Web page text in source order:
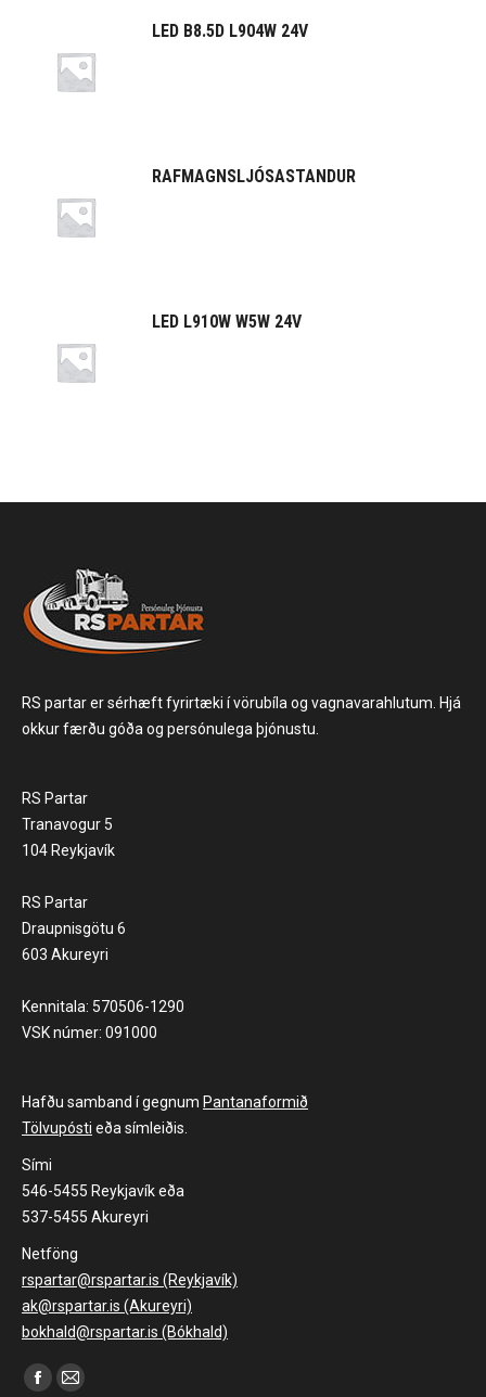
LED B8.5D L904W 24V
RAFMAGNSLJÓSASTANDUR
LED L910W W5W 24V
RS partar er sérhæft fyrirtæki í vörubíla og vagnavarahlutum. Hjá
okkur færðu góða og persónulega þjónustu.
RS Partar
Tranavogur 5
104 Reykjavík
RS Partar
Draupnisgötu 6
603 Akureyri
Kennitala: 570506-1290
VSK númer: 091000
Hafðu samband í gegnum Pantanaformið
Tölvupósti eða símleiðis.
Sími
546-5455 Reykjavík eða
537-5455 Akureyri
Netföng
rspartar@rspartar.is (Reykjavík)
ak@rspartar.is (Akureyri)
bokhald@rspartar.is (Bókhald)
Find us on:
Facebook
Mail